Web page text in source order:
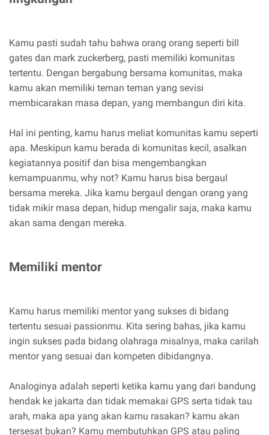
Kamu pasti sudah tahu bahwa orang orang seperti bill
gates dan mark zuckerberg, pasti memiliki komunitas
tertentu. Dengan bergabung bersama komunitas, maka
kamu akan memiliki teman teman yang sevisi
membicarakan masa depan, yang membangun diri kita.
Hal ini penting, kamu harus meliat komunitas kamu seperti
apa. Meskipun kamu berada di komunitas kecil, asalkan
kegiatannya positif dan bisa mengembangkan
kemampuanmu, why not? Kamu harus bisa bergaul
bersama mereka. Jika kamu bergaul dengan orang yang
tidak mikir masa depan, hidup mengalir saja, maka kamu
akan sama dengan mereka.
Memiliki mentor
Kamu harus memiliki mentor yang sukses di bidang
tertentu sesuai passionmu. Kita sering bahas, jika kamu
ingin sukses pada bidang olahraga misalnya, maka carilah
mentor yang sesuai dan kompeten dibidangnya.
Analoginya adalah seperti ketika kamu yang dari bandung
hendak ke jakarta dan tidak memakai GPS serta tidak tau
arah, maka apa yang akan kamu rasakan? kamu akan
tersesat bukan? Kamu membutuhkan GPS atau paling